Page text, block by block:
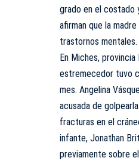
grado en el costado
afirman que la
trastornos mentales.
En Miches,
estremecedor tuvo
mes. Angelina
acusada de
fracturas en el
infante, Jonathan
previamente sobre